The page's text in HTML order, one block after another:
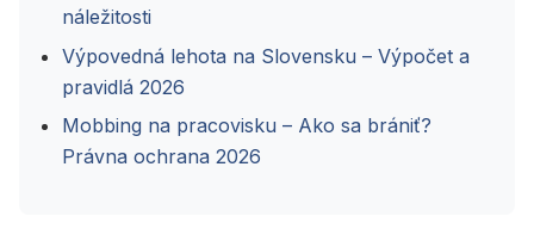
náležitosti
Výpovedná lehota na Slovensku – Výpočet a
pravidlá 2026
Mobbing na pracovisku – Ako sa brániť?
Právna ochrana 2026